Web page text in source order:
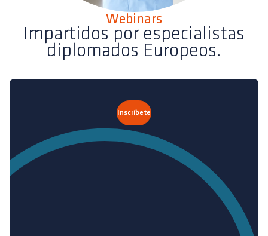
Webinars
Impartidos por especialistas
diplomados Europeos.
Inscríbete